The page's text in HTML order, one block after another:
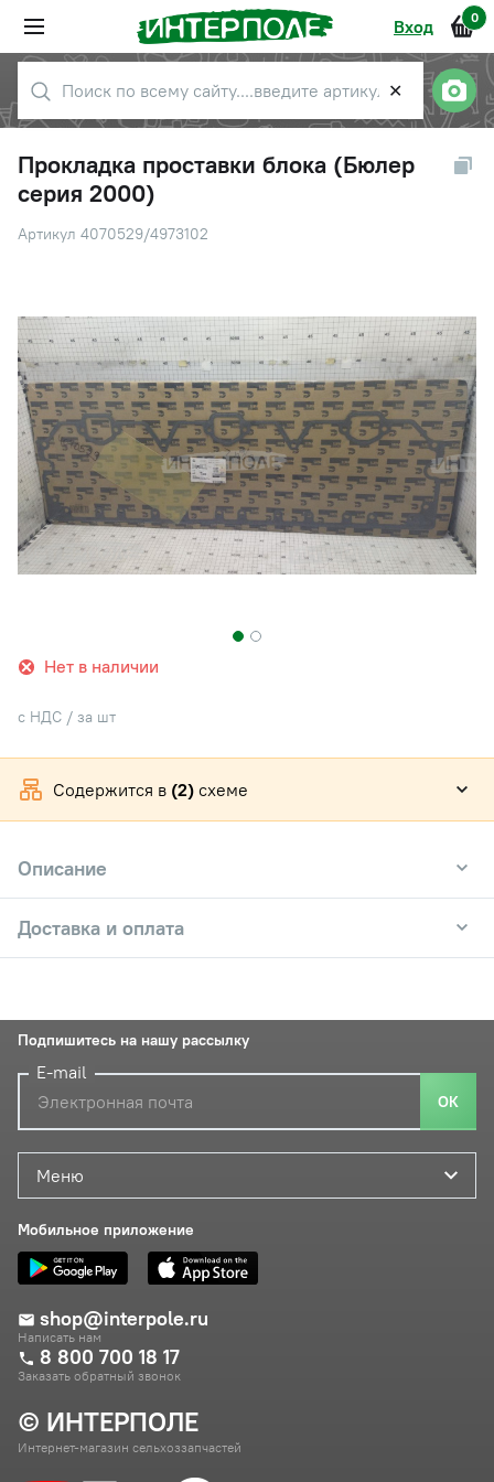
Вход 0
✕
Прокладка проставки блока (Бюлер
серия 2000)
Артикул 4070529/4973102
Нет в наличии
с НДС / за шт
Содержится в (2) схеме
Описание
Доставка и оплата
© ИНТЕРПОЛЕ
Интернет-магазин сельхоззапчастей
Меню
Мобильное приложение
shop@interpole.ru
Написать нам
8 800 700 18 17
Заказать обратный звонок
Подпишитесь на нашу рассылку
E-mail
ОК